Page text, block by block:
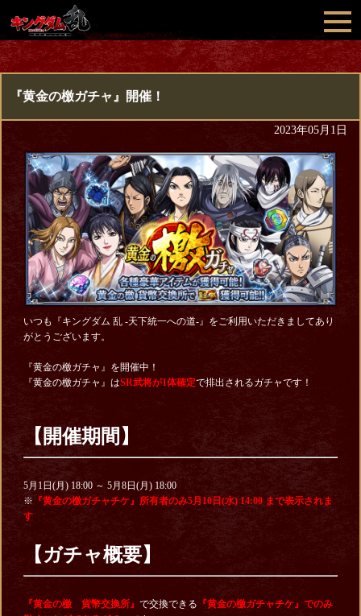
『黄金の檄ガチャ』開催！
2023年05月1日
いつも『キングダム 乱 -天下統一への道-』をご利用いただきましてあり
がとうございます。
『黄金の檄ガチャ』を開催中！
『黄金の檄ガチャ』はSR武将が1体確定で排出されるガチャです！
【開催期間】
5月1日(月) 18:00 ～ 5月8日(月) 18:00
※ 『黄金の檄ガチャチケ』所有者のみ5月10日(水) 14:00 まで表示されま
す
【ガチャ概要】
『黄金の檄 貨幣交換所』 で交換できる 『黄金の檄ガチャチケ』でのみ